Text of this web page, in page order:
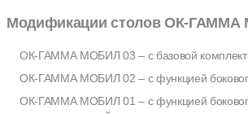
Модификации столов ОК-
ОК-ГАММА МОБИЛ 03 – с базовой
ОК-ГАММА МОБИЛ 02 – с функцией
ОК-ГАММА МОБИЛ 01 – с функцией